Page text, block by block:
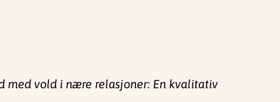
med vold i nære relasjoner: En kvalitativ